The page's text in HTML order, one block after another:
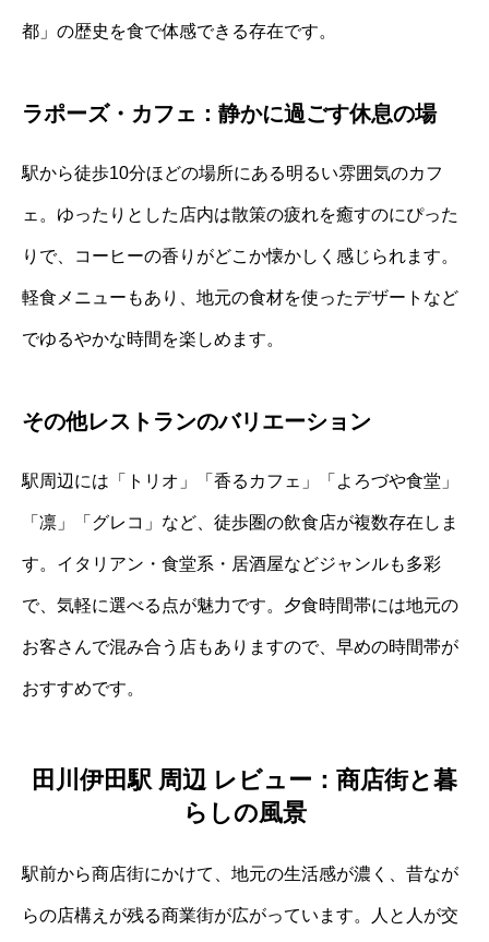
都」の歴史を食で体感できる存在です。
ラポーズ・カフェ：静かに過ごす休息の場
駅から徒歩10分ほどの場所にある明るい雰囲気のカフ
ェ。ゆったりとした店内は散策の疲れを癒すのにぴった
りで、コーヒーの香りがどこか懐かしく感じられます。
軽食メニューもあり、地元の食材を使ったデザートなど
でゆるやかな時間を楽しめます。
その他レストランのバリエーション
駅周辺には「トリオ」「香るカフェ」「よろづや食堂」
「凛」「グレコ」など、徒歩圏の飲食店が複数存在しま
す。イタリアン・食堂系・居酒屋などジャンルも多彩
で、気軽に選べる点が魅力です。夕食時間帯には地元の
お客さんで混み合う店もありますので、早めの時間帯が
おすすめです。
田川伊田駅 周辺 レビュー：商店街と暮
らしの風景
駅前から商店街にかけて、地元の生活感が濃く、昔なが
らの店構えが残る商業街が広がっています。人と人が交